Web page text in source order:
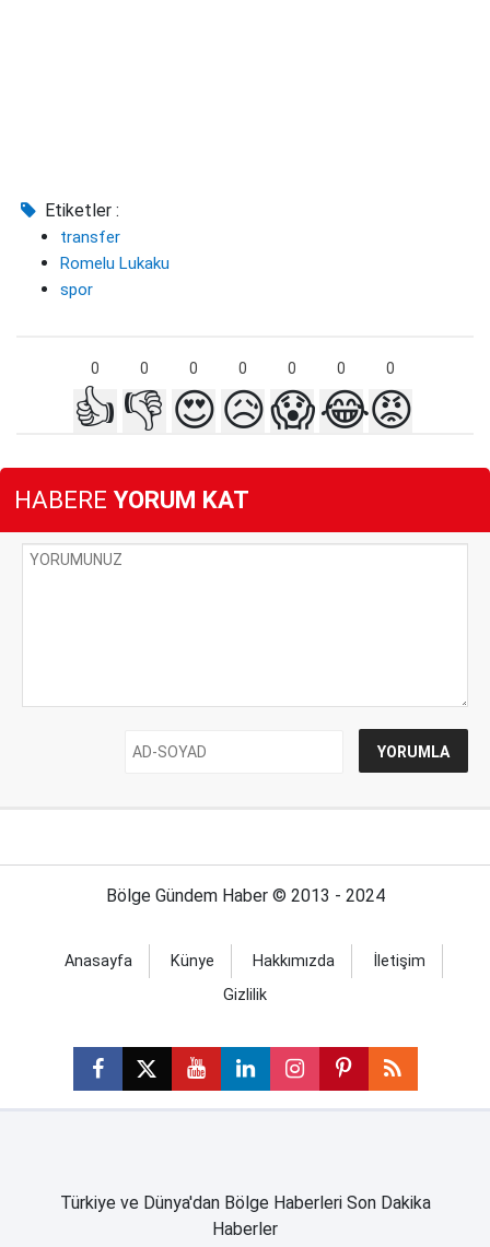
Etiketler :
transfer
Romelu Lukaku
spor
0 0 0 0 0 0 0
👍 👎 😍😥😱😂😡
HABERE YORUM KAT
Bölge Gündem Haber © 2013 - 2024
Anasayfa Künye Hakkımızda
İletişim
Gizlilik
Türkiye ve Dünya'dan Bölge Haberleri Son Dakika
Haberler